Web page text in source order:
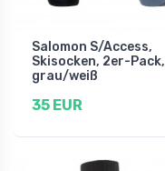
Salomon S/Access,
Skisocken, 2er-Pack,
grau/weiß
35 EUR